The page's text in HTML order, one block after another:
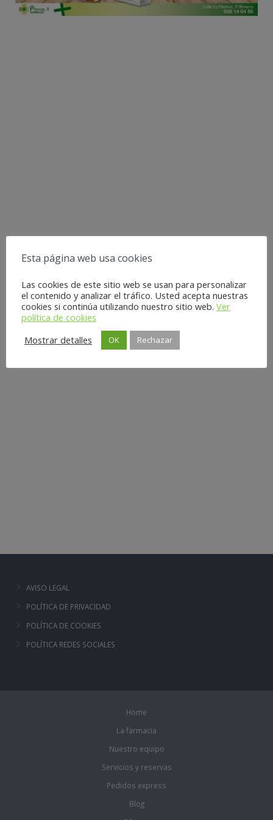
AVISO LEGAL
POLÍTICA DE PRIVACIDAD
POLÍTICA DE COOKIES
POLÍTICA REDES SOCIALES
Home
La farmacia
Nuestro equipo
Servicios y reservas
Pedidos express
Blog
Esta página web usa cookies
Las cookies de este sitio web se usan para personalizar
el contenido y analizar el tráfico. Usted acepta nuestras
cookies si continúa utilizando nuestro sitio web. Ver
política de cookies
Mostrar detalles
OK Rechazar